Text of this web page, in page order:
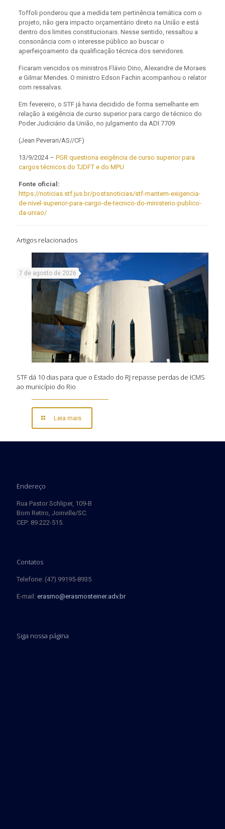
Toffoli ponderou que a medida tem pertinência temática com o
projeto, não gera impacto orçamentário direto na União e está
dentro dos limites constitucionais. Nesse sentido, ressaltou a
consonância com o interesse público ao buscar o
aperfeiçoamento da qualificação técnica dos servidores.
Ficaram vencidos os ministros Flávio Dino, Alexandre de Moraes
e Gilmar Mendes. O ministro Edson Fachin acompanhou o relator
com ressalvas.
Em fevereiro, o STF já havia decidido de forma semelhante em
relação à exigência de curso superior para cargo de técnico do
Poder Judiciário da União, no julgamento da ADI 7709.
(Jean Peverari/AS//CF)
13/9/2024 – PGR questiona exigência de curso superior para
cargos técnicos do TJDFT e do MPU
Fonte oficial:
https://noticias.stf.jus.br/postsnoticias/stf-mantem-exigencia-
de-nivel-superior-para-cargo-de-tecnico-do-ministerio-publico-
da-uniao/
Artigos relacionados
7 de agosto de 2026
STF dá 10 dias para que o Estado do RJ repasse perdas de ICMS
ao município do Rio
Leia mais
Endereço
Rua Pastor Schliper, 109-B
Bom Retiro, Joinville/SC.
CEP: 89.222-515.
Contatos
Telefone: (47) 99195-8935
E-mail: erasmo@erasmosteiner.adv.br
Siga nossa página